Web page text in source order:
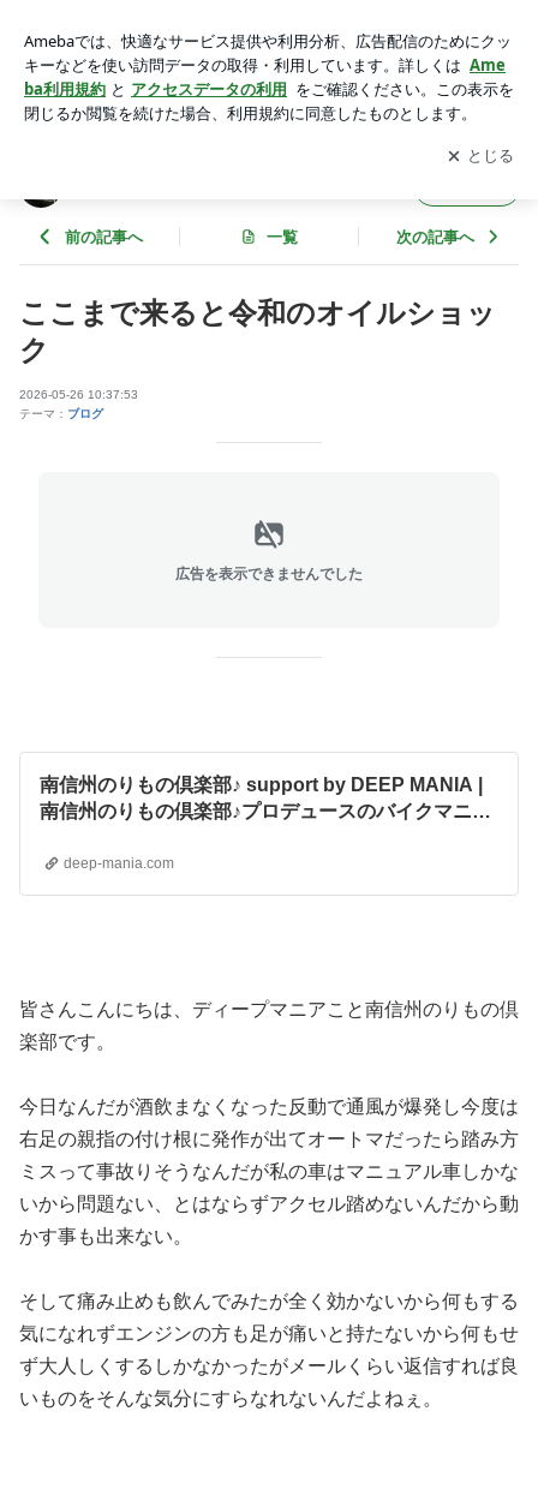
アプリをダウンロードして ブログの更新通知
を受け取りまし
ょう。
開く
前の記事へ 一覧 次の記事へ
ここまで来ると令和のオイルショッ
ク
2026-05-26 10:37:53
テーマ： ブログ
広告を表示できませんでした
南信州のりもの倶楽部♪ support by DEEP MANIA |
南信州のりもの倶楽部♪プロデュースのバイクマニア
deep-mania.com
皆さんこんにちは、ディープマニアこと南信州のりもの倶
楽部です。
今日なんだが酒飲まなくなった反動で通風が爆発し今度は
右足の親指の付け根に発作が出てオートマだったら踏み方
ミスって事故りそうなんだが私の車はマニュアル車しかな
いから問題ない、とはならずアクセル踏めないんだから動
かす事も出来ない。
そして痛み止めも飲んでみたが全く効かないから何もする
気になれずエンジンの方も足が痛いと持たないから何もせ
ず大人しくするしかなかったがメールくらい返信すれば良
いものをそんな気分にすらなれないんだよねぇ。